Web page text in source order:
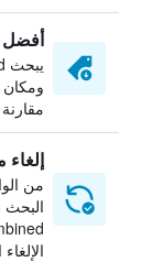
أفضل
إلغاء
من